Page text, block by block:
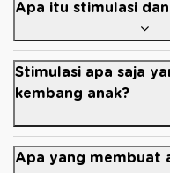
Apa itu stimulasi
Stimulasi apa saja
kembang anak?
Apa yang membuat